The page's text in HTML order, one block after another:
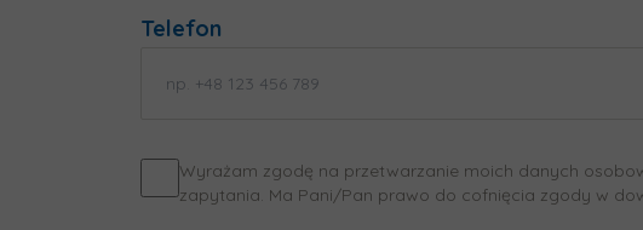
Telefon
Wyrażam zgodę na przetwarzanie moich danych
zapytania. Ma Pani/Pan prawo do cofnięcia zgody w